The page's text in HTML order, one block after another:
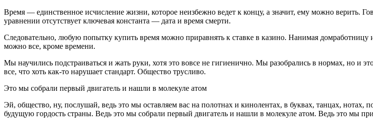
Время — единственное исчисление жизни, которое неизбежно ведет к концу, а значит, ему можно верить.
уравнении отсутствует ключевая константа — дата и время смерти.
Следовательно, любую попытку купить время можно приравнять к ставке в казино. Нанимая
можно все, кроме времени.
Мы научились подстраиваться и жать руки, хотя это вовсе не гигиенично. Мы разобрались в нормах, но и
все, что хоть как-то нарушает стандарт. Общество трусливо.
Это мы собрали первый двигатель и нашли в молекуле атом
Эй, общество, ну, послушай, ведь это мы оставляем вас на полотнах и кинолентах, в буквах, танцах,
будущую гордость страны. Ведь это мы собрали первый двигатель и нашли в молекуле атом. Ведь это мы